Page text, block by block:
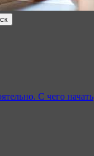
С чего начать